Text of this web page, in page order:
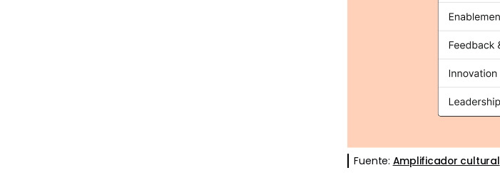
Fuente: Amplificador cultural